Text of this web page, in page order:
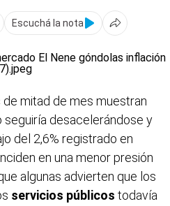
Escuchá la nota
mitad de mes muestran
seguiría desacelerándose y
del 2,6% registrado en
en una menor presión
algunas advierten que los
servicios públicos todavía